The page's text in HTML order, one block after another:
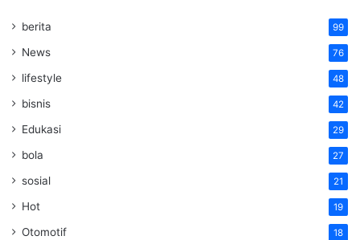
berita 99
News 76
lifestyle 48
bisnis 42
Edukasi 29
bola 27
sosial 21
Hot 19
Otomotif 18